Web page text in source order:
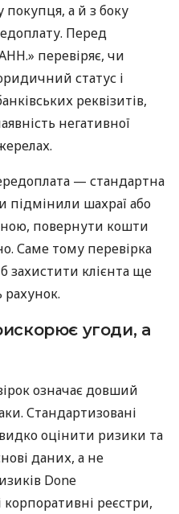
а й з боку
Перед
перевіряє, чи
статус і
реквізитів,
негативної
— стандартна
підмінили шахраї або
повернути кошти
Саме тому перевірка
захистити клієнта ще
рахунок.
угоди, а
означає довший
Стандартизовані
оцінити ризики та
даних, а не
Done
реєстри,